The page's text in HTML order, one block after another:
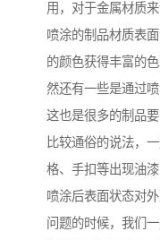
用，对于金属材质
喷涂的制品材质表
的颜色获得丰富的
然还有一些是通过
这也是很多的制品
比较通俗的说法，
格、手扣等出现油
喷涂后表面状态对
问题的时候，我们